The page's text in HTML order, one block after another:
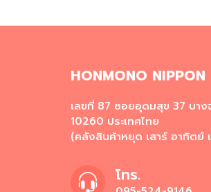
HONMONO NIPPON
เลขที่ 87 ซอยอุดมสุข 37 บาง
10260 ประเทศไทย
(คลังสินค้าหยุด เสาร์ อาทิตย์
โทร.